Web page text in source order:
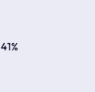
41%